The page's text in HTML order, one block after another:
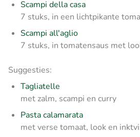
Scampi della casa
7 stuks, in een lichtpikante
Scampi all'aglio
7 stuks, in tomatensaus met
Suggesties:
Tagliatelle
met zalm, scampi en curry
Pasta calamarata
met verse tomaat, look en